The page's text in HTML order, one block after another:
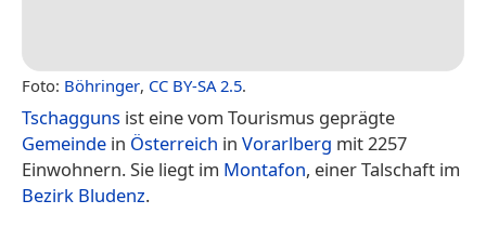
Foto: Böhringer, CC BY-SA 2.5.
Tschagguns ist eine vom Tourismus geprägte
Gemeinde in Österreich in Vorarlberg mit 2257
Einwohnern. Sie liegt im Montafon, einer Talschaft im
Bezirk Bludenz.